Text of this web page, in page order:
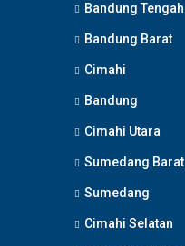
Bandung Tengah
Bandung Barat
Cimahi
Bandung
Cimahi Utara
Sumedang Barat
Sumedang
Cimahi Selatan